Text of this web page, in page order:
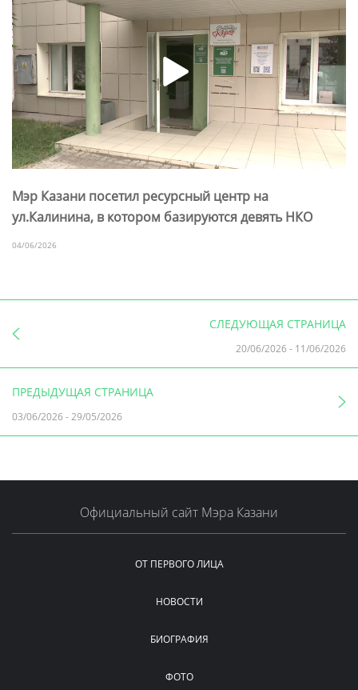
Мэр Казани посетил ресурсный центр на
ул.Калинина, в котором базируются девять НКО
04/06/2026
СЛЕДУЮЩАЯ СТРАНИЦА
20/06/2026 - 11/06/2026
ПРЕДЫДУЩАЯ СТРАНИЦА
03/06/2026 -29/05/2026
Официальный сайт Мэра Казани
ОТ ПЕРВОГО ЛИЦА
НОВОСТИ
БИОГРАФИЯ
ФОТО